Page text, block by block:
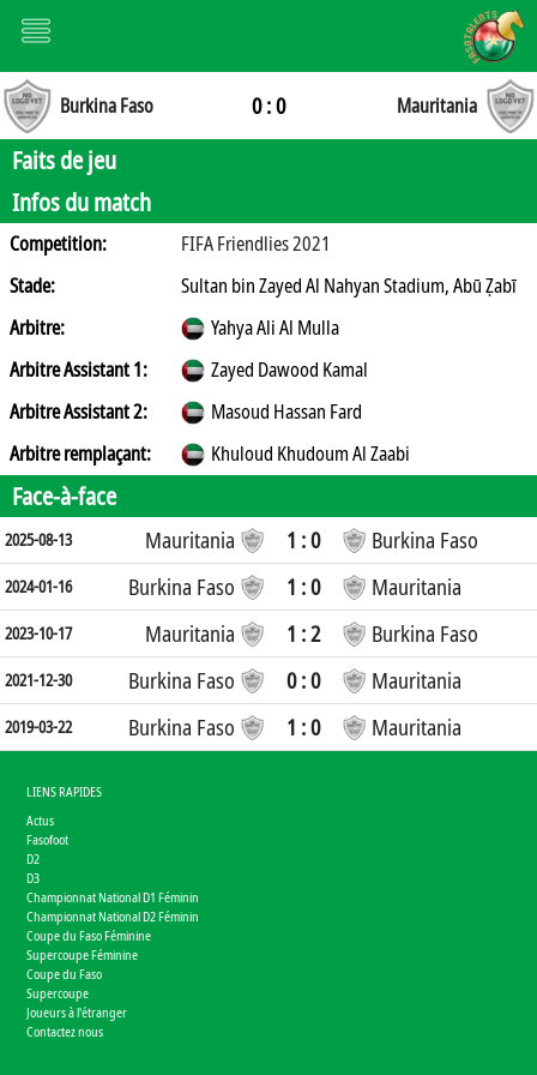
Burkina Faso 0 : 0 Mauritania
Faits de jeu
Infos du match
Competition:
FIFA Friendlies 2021
Stade:
Sultan bin Zayed Al Nahyan Stadium, Abū Ẓabī
Arbitre:
Yahya Ali Al Mulla
Arbitre Assistant 1:
Zayed Dawood Kamal
Arbitre Assistant 2:
Masoud Hassan Fard
Arbitre remplaçant:
Khuloud Khudoum Al Zaabi
Face-à-face
2025-08-13 Mauritania 1 : 0 Burkina Faso
2024-01-16 Burkina Faso 1 : 0 Mauritania
2023-10-17 Mauritania 1 : 2 Burkina Faso
2021-12-30 Burkina Faso 0 : 0 Mauritania
2019-03-22 Burkina Faso 1 : 0 Mauritania
LIENS RAPIDES
Actus
Fasofoot
D2
D3
Championnat National D1 Féminin
Championnat National D2 Féminin
Coupe du Faso Féminine
Supercoupe Féminine
Coupe du Faso
Supercoupe
Joueurs à l'étranger
Contactez nous